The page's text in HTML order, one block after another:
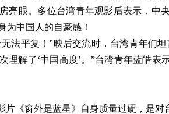
亮眼。多位台湾青年观影后表示，中
为中国人的自豪感！
无法平复！”映后交流时，台湾青年们
理解了‘中国高度’。”台湾青年蓝皓
片《窗外是蓝星》自身质量过硬，是对